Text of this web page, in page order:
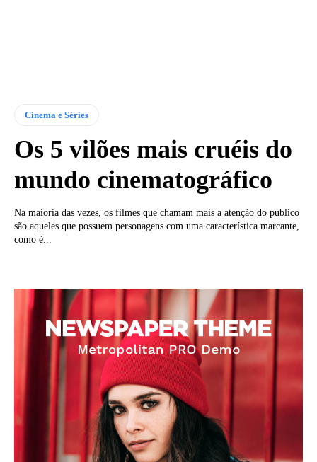
Cinema e Séries
Os 5 vilões mais cruéis do
mundo cinematográfico
Na maioria das vezes, os filmes que chamam mais a atenção do público
são aqueles que possuem personagens com uma característica marcante,
como é...